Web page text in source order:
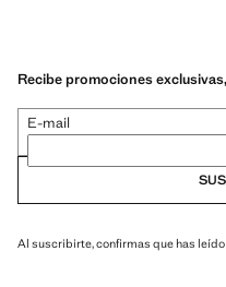
Recibe promociones
E-mail
Al suscribirte, confirmas que has leído